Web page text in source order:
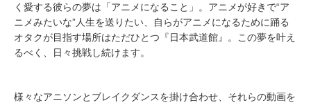
く愛する彼らの夢は「アニメになること」。アニメが好きで“ア
ニメみたいな”人生を送りたい、自らがアニメになるために踊る
オタクが目指す場所はただひとつ『日本武道館』。この夢を叶え
るべく、日々挑戦し続けます。
様々なアニソンとブレイクダンスを掛け合わせ、それらの動画を